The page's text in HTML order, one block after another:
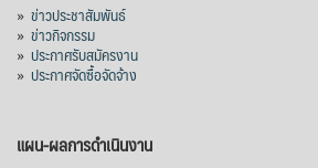
ส่งออกมันครึ่งปี 69 ปริมาณ 2.52 ล้านตัน
ลด 51.63% ยังดีที่ราคาขายดีกว่าปีก่อน
mgronline.com
View on Facebook
» ข่าวประชาสัมพันธ์
» ข่าวกิจกรรม
» ประกาศรับสมัครงาน
» ประกาศจัดซื้อจัดจ้าง
แผน-ผลการดำเนินงาน